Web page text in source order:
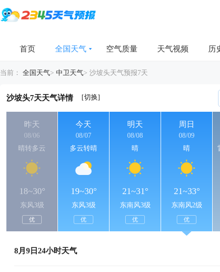
首页 全国天气 空气质量 天气视频 历
当前： 全国天气> 中卫天气> 沙坡头天气预报7天
沙坡头7天天气详情 [切换]
昨天
08/06
晴转多云
18~30°
东风3级
优
今天
08/07
多云转晴
19~30°
东风3级
优
明天
08/08
晴
21~31°
东南风3级
优
周日
08/09
晴
21~33°
东南风2级
优
8月9日24小时天气